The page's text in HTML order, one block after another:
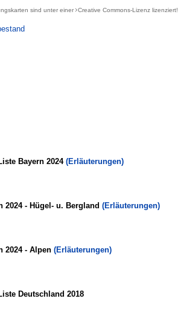
sind unter einer Creative Commons-Lizenz lizenziert!
Bayern 2024 (Erläuterungen)
2024 - Hügel- u. Bergland (Erläuterungen)
2024 - Alpen (Erläuterungen)
Deutschland 2018